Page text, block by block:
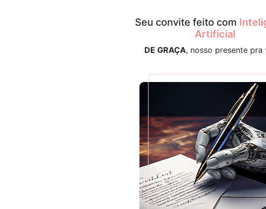
Seu convite feito com
Artificial
DE GRAÇA, nosso presente pra